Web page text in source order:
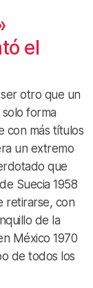
el
otro que un
forma
con más títulos
un extremo
que
Suecia 1958
retirarse, con
de la
México 1970
de todos los